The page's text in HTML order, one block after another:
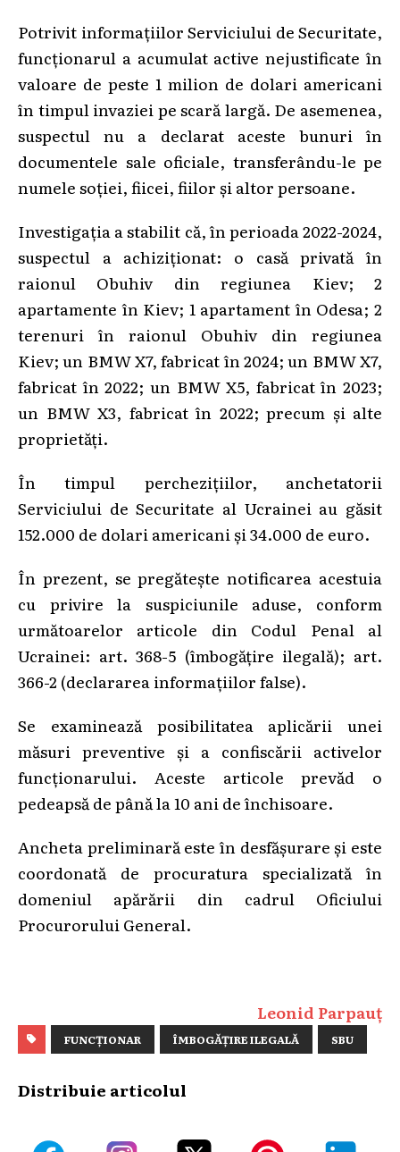
Potrivit informațiilor Serviciului de Securitate,
funcționarul a acumulat active nejustificate în
valoare de peste 1 milion de dolari americani
în timpul invaziei pe scară largă. De asemenea,
suspectul nu a declarat aceste bunuri în
documentele sale oficiale, transferându-le pe
numele soției, fiicei, fiilor și altor persoane.
Investigația a stabilit că, în perioada 2022-2024,
suspectul a achiziționat: o casă privată în
raionul Obuhiv din regiunea Kiev; 2
apartamente în Kiev; 1 apartament în Odesa; 2
terenuri în raionul Obuhiv din regiunea
Kiev; un BMW X7, fabricat în 2024; un BMW X7,
fabricat în 2022; un BMW X5, fabricat în 2023;
un BMW X3, fabricat în 2022; precum și alte
proprietăți.
În timpul perchezițiilor, anchetatorii
Serviciului de Securitate al Ucrainei au găsit
152.000 de dolari americani și 34.000 de euro.
În prezent, se pregătește notificarea acestuia
cu privire la suspiciunile aduse, conform
următoarelor articole din Codul Penal al
Ucrainei: art. 368-5 (îmbogățire ilegală); art.
366-2 (declararea informațiilor false).
Se examinează posibilitatea aplicării unei
măsuri preventive și a confiscării activelor
funcționarului. Aceste articole prevăd o
pedeapsă de până la 10 ani de închisoare.
Ancheta preliminară este în desfășurare și este
coordonată de procuratura specializată în
domeniul apărării din cadrul Oficiului
Procurorului General.
Leonid Parpauț
FUNCȚIONAR ÎMBOGĂȚIRE ILEGALĂ SBU
Distribuie articolul